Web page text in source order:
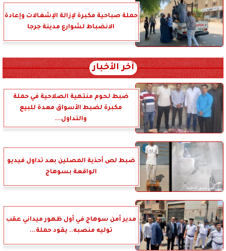
حملة صباحية مكبرة لإزالة الإشغالات وإعادة
الانضباط لشوارع مدينة جرجا
آخر الأخبار
ضبط لحوم منتهية الصلاحية في حملة
مكبرة لضبط الأسواق معدة للبيع
والتداول...
ضبط لص أحذية المصلين بعد تداول فيديو
الواقعة بسوهاج
مدير أمن سوهاج في أول ظهور ميداني عقب
توليه منصبه.. يقود حملة...